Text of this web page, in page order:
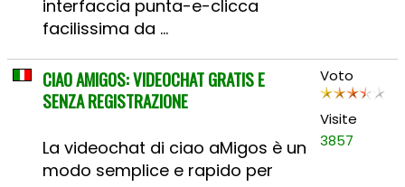
interfaccia punta-e-clicca
facilissima da ...
CIAO AMIGOS: VIDEOCHAT GRATIS E
SENZA REGISTRAZIONE
La videochat di ciao aMigos è un
modo semplice e rapido per
Voto
Visite
3857